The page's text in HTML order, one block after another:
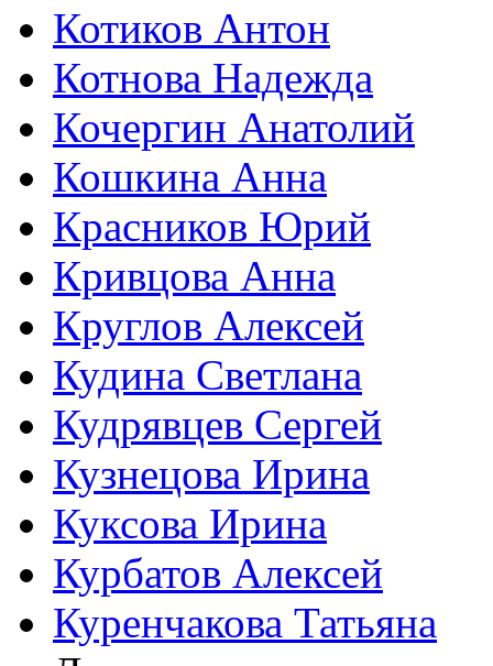
Котиков Антон
Котнова Надежда
Кочергин Анатолий
Кошкина Анна
Красников Юрий
Кривцова Анна
Круглов Алексей
Кудина Светлана
Кудрявцев Сергей
Кузнецова Ирина
Куксова Ирина
Курбатов Алексей
Куренчакова Татьяна